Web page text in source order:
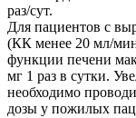
раз/сут.
Для пациентов с
(КК менее 20 мл/
функции печени
мг 1 раз в сутки.
необходимо
дозы у пожилых